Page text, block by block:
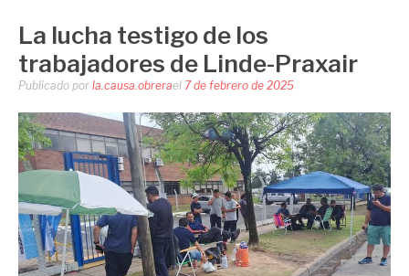
La lucha testigo de los
trabajadores de Linde-Praxair
Publicado por la.causa.obrerael 7 de febrero de 2025